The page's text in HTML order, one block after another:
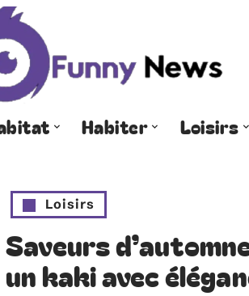
Habiter Loisirs
Loisirs
Saveurs
un kaki avec